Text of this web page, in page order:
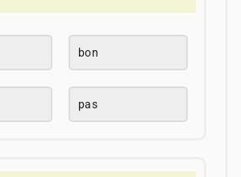
bon
pas